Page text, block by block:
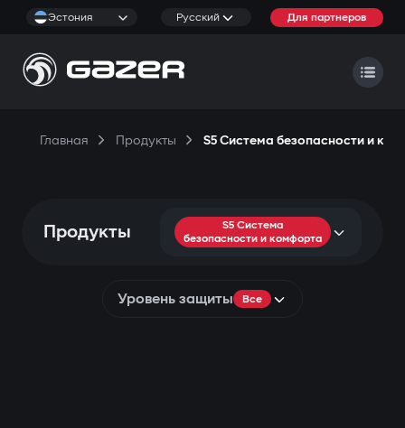
Эстония Русский Для партнеров
Главная Продукты S5 Система безопасности и
Продукты
S5 Система
безопасности и комфорта
Уровень защиты Все